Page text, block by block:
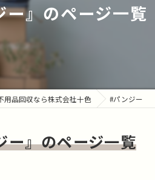
』のページ一覧
用品回収なら株式会社十色 #パンジー
ー』のページ一覧